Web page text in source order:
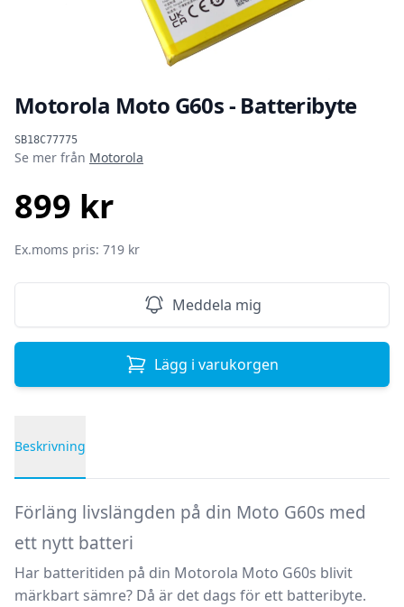
Motorola Moto G60s - Batteribyte
SB18C77775
Produktinformation
Se mer från Motorola
899 kr
Ex.moms pris: 719 kr
Meddela mig
Lägg i varukorgen
Beskrivning
Förläng livslängden på din Moto G60s med
ett nytt batteri
Har batteritiden på din Motorola Moto G60s blivit
märkbart sämre? Då är det dags för ett batteribyte.